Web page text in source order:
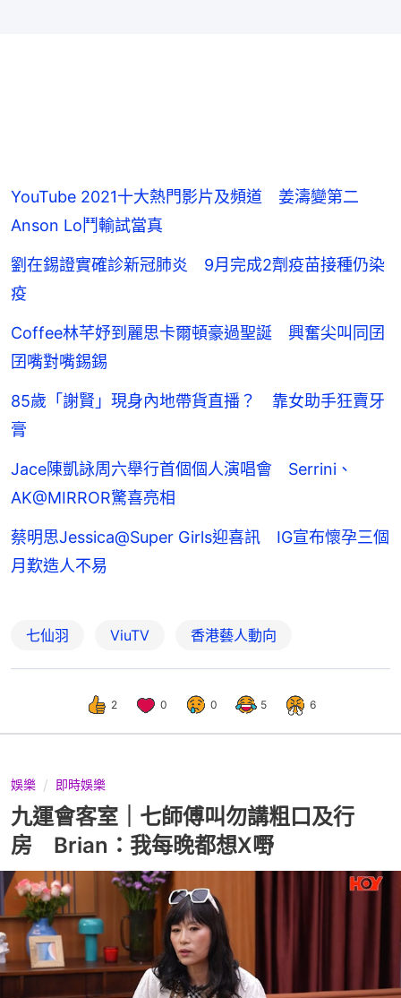
YouTube 2021十大熱門影片及頻道 姜濤變第二
Anson Lo鬥輸試當真
劉在錫證實確診新冠肺炎 9月完成2劑疫苗接種仍染
疫
Coffee林芊妤到麗思卡爾頓豪過聖誕 興奮尖叫同囝
囝嘴對嘴錫錫
85歲「謝賢」現身內地帶貨直播？ 靠女助手狂賣牙
膏
Jace陳凱詠周六舉行首個個人演唱會 Serrini、
AK@MIRROR驚喜亮相
蔡明思Jessica@Super Girls迎喜訊 IG宣布懷孕三個
月歎造人不易
七仙羽 ViuTV 香港藝人動向
2 0 0 5 6
娛樂 即時娛樂
九運會客室｜七師傅叫勿講粗口及行
房 Brian：我每晚都想X嘢